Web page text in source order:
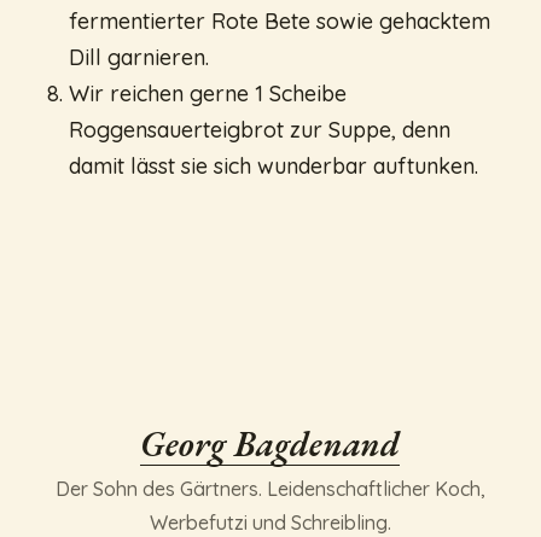
fermentierter Rote Bete sowie gehacktem
Dill garnieren.
Wir reichen gerne 1 Scheibe
Roggensauerteigbrot zur Suppe, denn
damit lässt sie sich wunderbar auftunken.
Georg Bagdenand
Der Sohn des Gärtners. Leidenschaftlicher Koch,
Werbefutzi und Schreibling.